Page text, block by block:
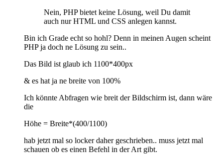
Nein, PHP bietet keine Lösung, weil Du damit
auch nur HTML und CSS anlegen kannst.
Bin ich Grade echt so hohl? Denn in meinen Augen scheint
PHP ja doch ne Lösung zu sein..
Das Bild ist glaub ich 1100*400px
& es hat ja ne breite von 100%
Ich könnte Abfragen wie breit der Bildschirm ist, dann wäre
die
Höhe = Breite*(400/1100)
hab jetzt mal so locker daher geschrieben.. muss jetzt mal
schauen ob es einen Befehl in der Art gibt.